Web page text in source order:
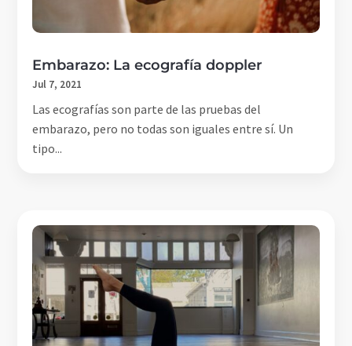
Embarazo: La ecografía doppler
Jul 7, 2021
Las ecografías son parte de las pruebas del
embarazo, pero no todas son iguales entre sí. Un
tipo...